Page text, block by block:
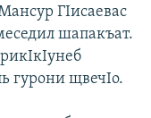
ГIисаевас
шапакъат.
рикIкIунеб
гурони щвечIо.